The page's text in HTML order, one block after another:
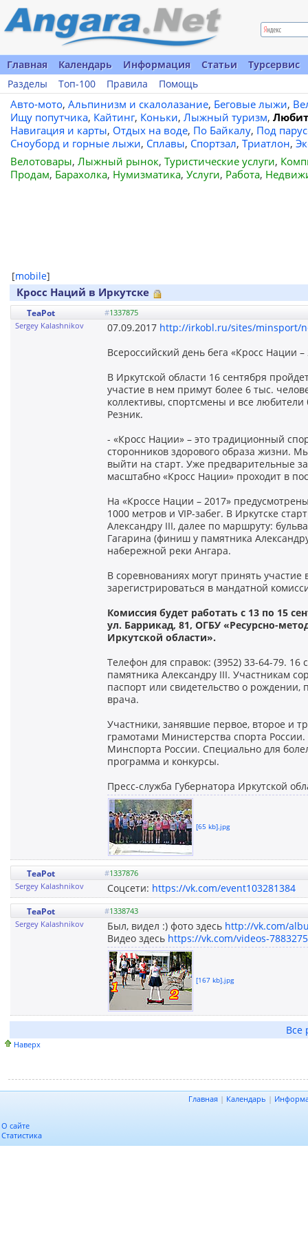
Главная Календарь Информация Статьи
Турсервис
Разделы
Топ-100 Правила Помощь
Авто-мото, Альпинизм и скалолазание, Беговые лыжи,
Ищу попутчика, Кайтинг, Коньки, Лыжный туризм,
Навигация и карты, Отдых на воде, По Байкалу, Под
Сноуборд и горные лыжи, Сплавы, Спортзал, Триатлон,
Велотовары, Лыжный рынок, Туристические услуги,
Продам, Барахолка, Нумизматика, Услуги, Работа,
[mobile]
Кросс Наций в Иркутске
TeaPot #1337875
Sergey Kalashnikov
07.09.2017 http://irkobl.ru/sites/minsport/
Всероссийский день бега «Кросс Нации
В Иркутской области 16 сентября
участие в нем примут более 6 тыс.
коллективы, спортсмены и все
Резник.
- «Кросс Нации» – это традиционный
сторонников здорового образа жизни.
выйти на старт. Уже предварительные
масштабно «Кросс Нации» проходит в
На «Кроссе Нации – 2017»
1000 метров и VIP-забег. В Иркутске
Александру III, далее по маршруту:
Гагарина (финиш у памятника
набережной реки Ангара.
В соревнованиях могут принять
зарегистрироваться в мандатной
Комиссия будет работать с 13 по 15
ул. Баррикад, 81, ОГБУ «Ресурсно-
Иркутской области».
Телефон для справок: (3952) 33-64-79. 16
памятника Александру III. Участникам
паспорт или свидетельство о рождении,
врача.
Участники, занявшие первое, второе и
грамотами Министерства спорта
Минспорта России. Специально для
программа и конкурсы.
Пресс-служба Губернатора Иркутской
[65 kb].jpg
TeaPot #1337876
Sergey Kalashnikov
Соцсети: https://vk.com/event103281384
TeaPot #1338743
Sergey Kalashnikov
Был, видел :) фото здесь http://vk.com/
Видео здесь https://vk.com/videos-
[167 kb].jpg
Все
Наверх
Главная | Календарь |
О сайте
Статистика